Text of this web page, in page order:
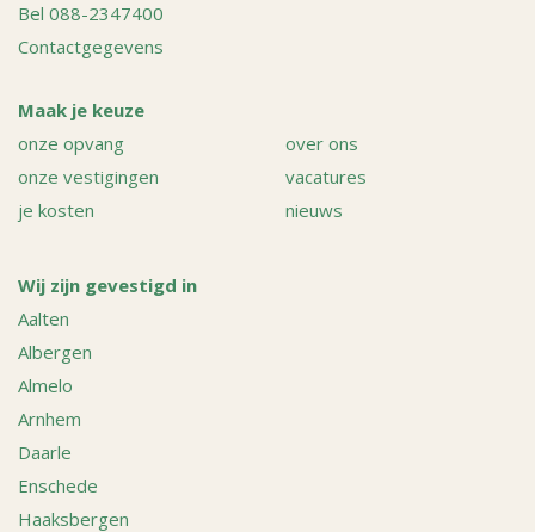
Bel 088-2347400
Contactgegevens
Maak je keuze
onze opvang
onze vestigingen
je kosten
over ons
vacatures
nieuws
Wij zijn gevestigd in
Aalten
Albergen
Almelo
Arnhem
Daarle
Enschede
Haaksbergen